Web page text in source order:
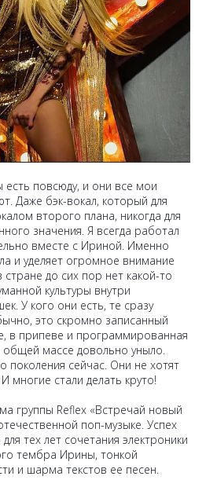
повсюду, и они все мои
Даже бэк-вокал, который для
второго плана, никогда для
значения. Я всегда работал
вместе с Ириной. Именно
и уделяет огромное внимание
до сих пор нет какой-то
культуры внутри
У кого они есть, те сразу
это скромно записанный
в припеве и программированная
массе довольно уныло.
поколения сейчас. Они не хотят
многие стали делать круто!
группы Reflex «Встречай новый
поп-музыке. Успех
тех лет сочетания электроники
тембра Ирины, тонкой
и шарма текстов ее песен.